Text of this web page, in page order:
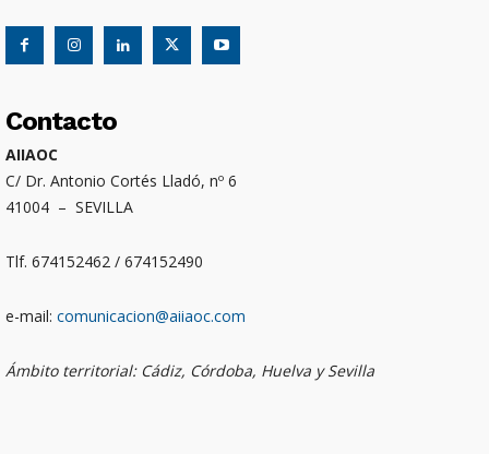
Contacto
AIIAOC
C/ Dr. Antonio Cortés Lladó, nº 6
41004 – SEVILLA
Tlf. 674152462 / 674152490
e-mail: comunicacion@aiiaoc.com
Ámbito territorial: Cádiz, Córdoba, Huelva y Sevilla